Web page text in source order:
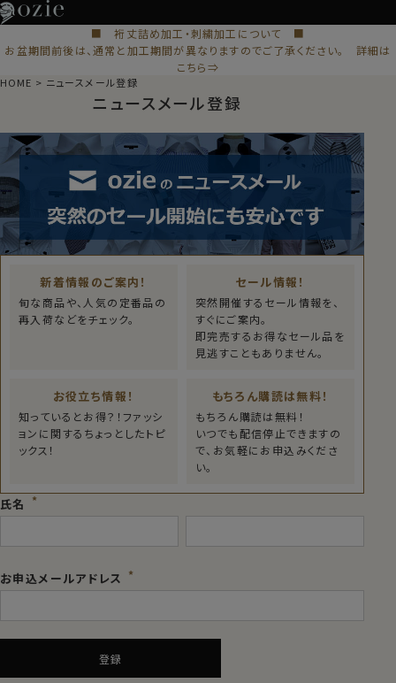
■ 裄丈詰め加工・刺繍加工について ■
お盆期間前後は、通常と加工期間が異なりますのでご了承ください。 詳細は
こちら⇒
HOME ニュースメール登録
ニュースメール登録
新着情報のご案内！
旬な商品や、人気の定番品の
再入荷などをチェック。
セール情報！
突然開催するセール情報を、
すぐにご案内。
即完売するお得なセール品を
見逃すこともありません。
お役立ち情報！
知っているとお得？！ファッシ
ョンに関するちょっとしたトピ
ックス！
もちろん購読は無料！
もちろん購読は無料！
いつでも配信停止できますの
で、お気軽にお申込みくださ
い。
氏名
お申込メールアドレス
登録